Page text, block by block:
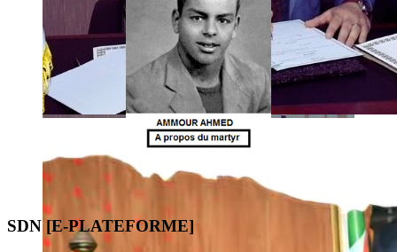
SDN [E-PLATEFORME]